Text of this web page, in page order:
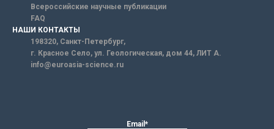
Всероссийские научные публикации
FAQ
НАШИ КОНТАКТЫ
198320, Санкт-Петербург,
г. Красное Село, ул. Геологическая, дом 44, ЛИТ А.
info@euroasia-science.ru
Email*